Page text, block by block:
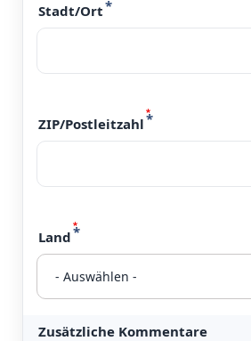
Stadt/Ort
ZIP/Postleitzahl
Land
Zusätzliche Kommentare